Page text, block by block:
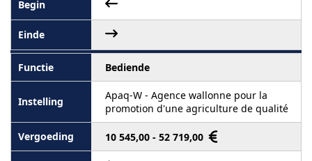
Bediende
Apaq-W - Agence wallonne pour la
promotion d'une agriculture de qualité
10 545,00 - 52 719,00